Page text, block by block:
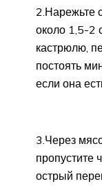
2.Нарежьте
около 1,5-2
кастрюлю,
постоять
если она
3.Через
пропустите
острый